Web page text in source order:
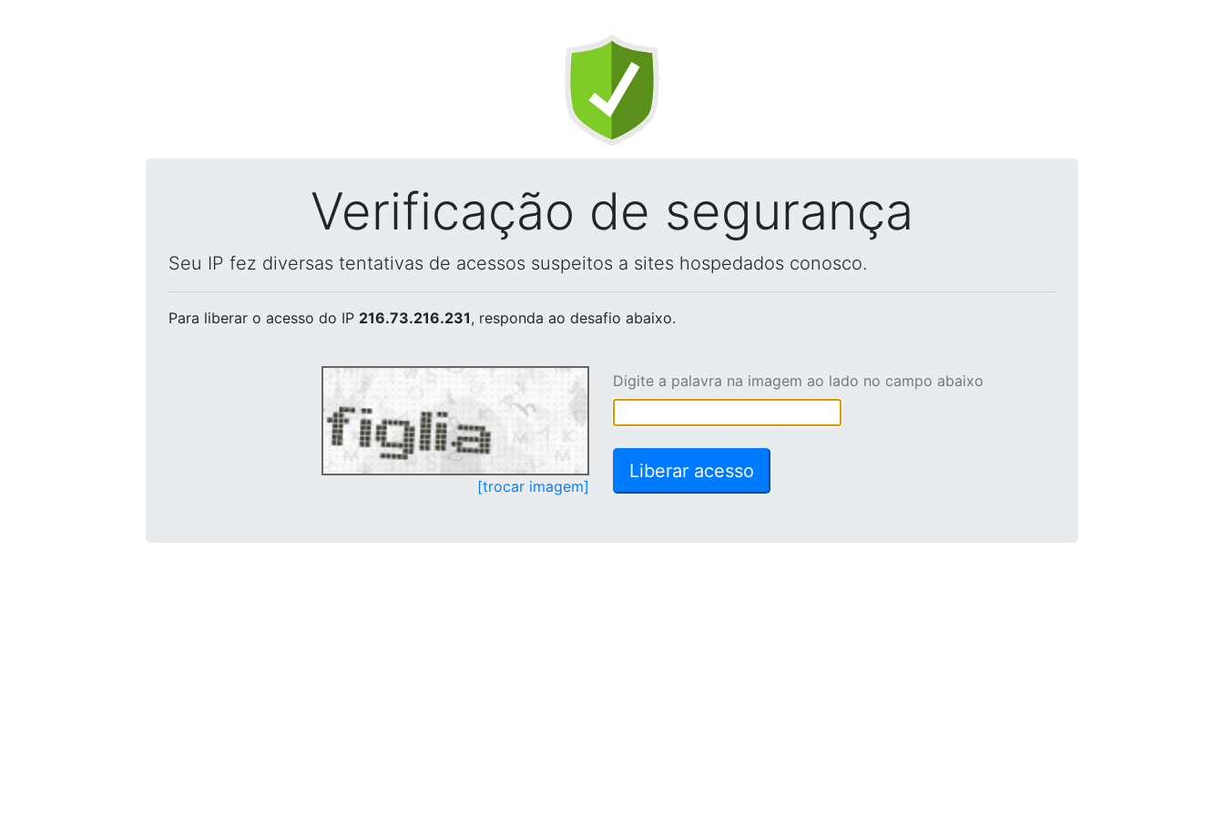
Verificação de segurança
Seu IP fez diversas tentativas de acessos suspeitos a sites hospedados conosco.
Para liberar o acesso do IP 216.73.216.231, responda ao desafio abaixo.
[trocar imagem]
Digite a palavra na imagem ao lado no campo abaixo